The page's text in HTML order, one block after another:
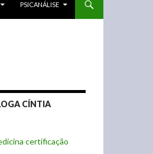
PSICANÁLISE
CÍNTIA
certificação